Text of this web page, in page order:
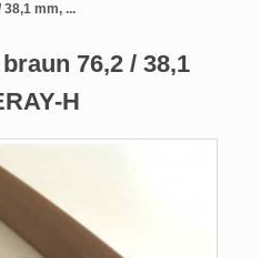
mm, ...
76,2 / 38,1
H